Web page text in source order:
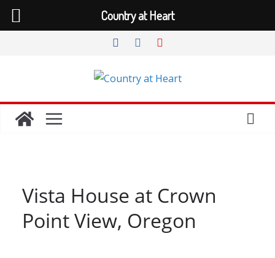
Vista House at Crown
Point View, Oregon
Country at Heart